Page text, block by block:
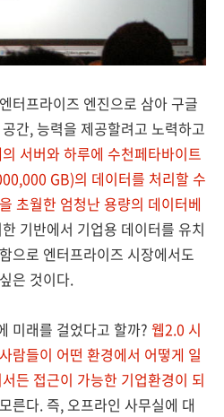
터프라이즈 엔진으로 삼아 구글
간, 능력을 제공할려고 노력하고
서버와 하루에 수천페타바이트
GB)의 데이터를 처리할 수
초월한 엄청난 용량의 데이터베
기반에서 기업용 데이터를 유치
으로 엔터프라이즈 시장에서도
은 것이다.
미래를 걸었다고 할까? 웹2.0 시
람들이 어떤 환경에서 어떻게 일
든 접근이 가능한 기업환경이 되
른다. 즉, 오프라인 사무실에 대